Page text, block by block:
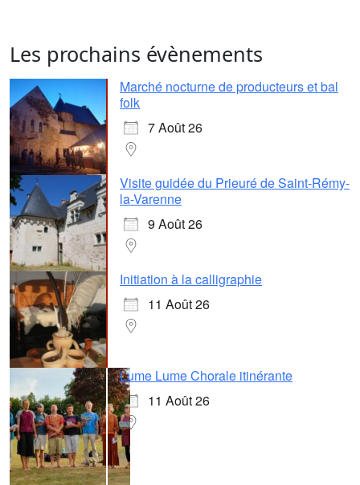
Les prochains évènements
Marché nocturne de producteurs et bal
folk
7 Août 26
Visite guidée du Prieuré de Saint-Rémy-
la-Varenne
9 Août 26
Initiation à la calligraphie
11 Août 26
Lume Lume Chorale itinérante
11 Août 26